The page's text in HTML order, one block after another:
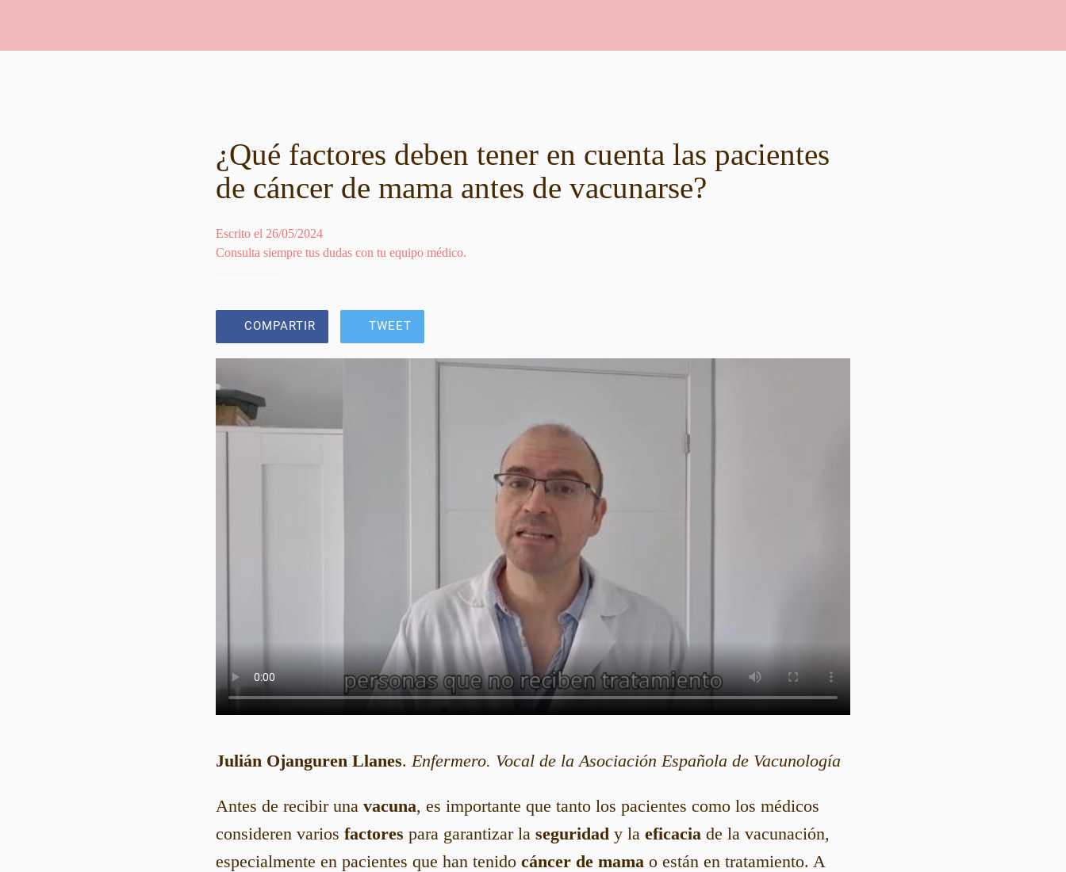
¿Qué factores deben tener en cuenta las pacientes
de cáncer de mama antes de vacunarse?
Escrito el 26/05/2024
Consulta siempre tus dudas con tu equipo médico.
COMPARTIR TWEET
Julián Ojanguren Llanes. Enfermero. Vocal de la Asociación Española de Vacunología
Antes de recibir una vacuna, es importante que tanto los pacientes como los médicos
consideren varios factores para garantizar la seguridad y la eficacia de la vacunación,
especialmente en pacientes que han tenido cáncer de mama o están en tratamiento. A